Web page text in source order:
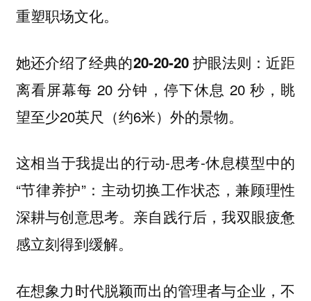
重塑职场文化。
她还介绍了经典的20-20-20 护眼法则 ：近距
离看屏幕每 20 分钟，停下休息 20 秒，眺
望至少20英尺（约6米）外的景物。
这相当于我提出的行动-思考-休息模型中的
“节律养护”：主动切换工作状态，兼顾理性
深耕与创意思考。亲自践行后，我双眼疲惫
感立刻得到缓解。
在想象力时代脱颖而出的管理者与企业，不